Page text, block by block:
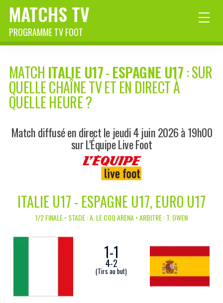
MATCHS TV
PROGRAMME TV FOOT
MATCH ITALIE U17-ESPAGNE U17: SUR
QUELLE CHAÎNE TV ET EN DIRECT À
QUELLE HEURE ?
Match diffusé en direct le jeudi 4 juin 2026 à 19h00
sur L'Équipe Live Foot
ITALIE U17 - ESPAGNE U17, EURO U17
1/2 FINALE • STADE : A. LE COQ ARENA • ARBITRE : T. OWEN
1-1
4-2
(Tirs au but)